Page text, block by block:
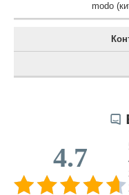
modo
4.7